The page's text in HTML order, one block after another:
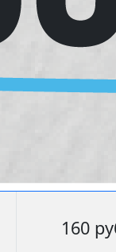
200
160